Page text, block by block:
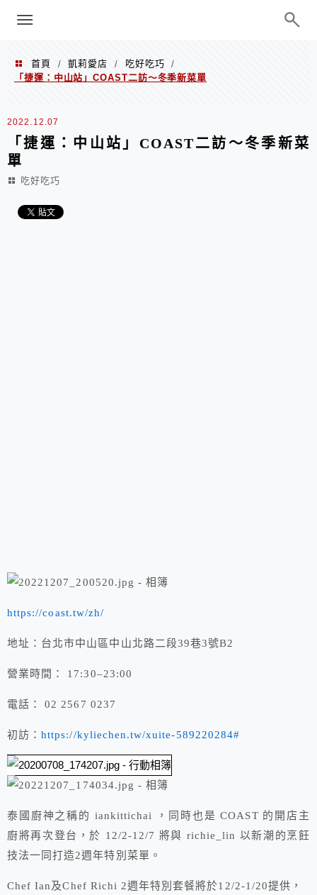
巧、世界走透透
menu
首頁 / 凱莉愛店 / 吃好吃巧
/
「捷運：中山站」COAST二訪～冬季新菜單
2022.12.07
「捷運：中山站」COAST二訪～冬季新菜
單
吃好吃巧
https://coast.tw/zh/
地址：台北市中山區中山北路二段39巷3號B2
營業時間： 17:30–23:00
電話： 02 2567 0237
初訪：https://kyliechen.tw/xuite-589220284#
泰國廚神之稱的 iankittichai ，同時也是 COAST 的開店主
廚將再次登台，於 12/2-12/7 將與 richie_lin 以新潮的烹飪
技法一同打造2週年特別菜單。
Chef Ian及Chef Richi 2週年特別套餐將於12/2-1/20提供，